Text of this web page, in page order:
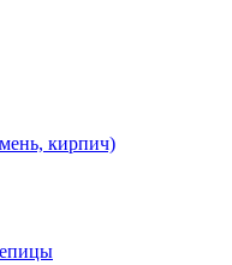
кирпич)